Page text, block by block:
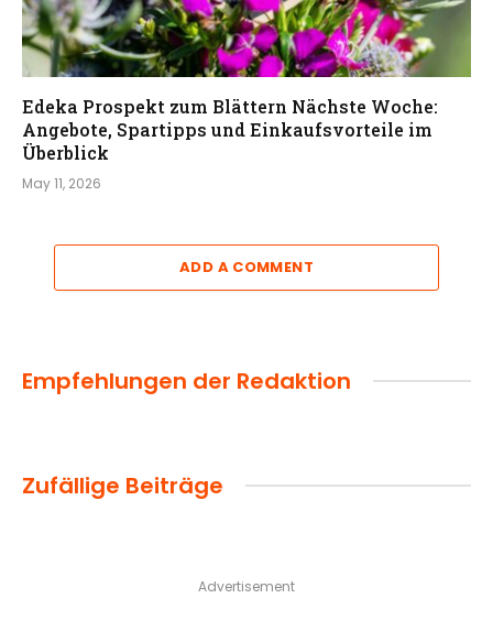
Edeka Prospekt zum Blättern Nächste Woche:
Angebote, Spartipps und Einkaufsvorteile im
Überblick
May 11, 2026
ADD A COMMENT
Empfehlungen der Redaktion
Zufällige Beiträge
Advertisement